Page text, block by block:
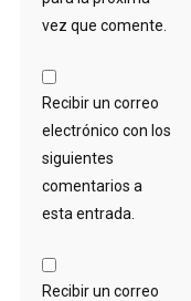
vez que comente.
Recibir un correo
electrónico con los
siguientes
comentarios a
esta entrada.
Recibir un correo